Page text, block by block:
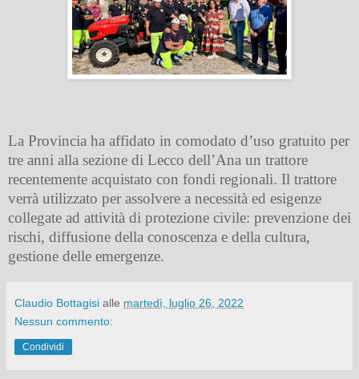
La Provincia ha affidato in comodato d’uso gratuito per
tre anni alla sezione di Lecco dell’Ana un trattore
recentemente acquistato con fondi regionali. Il trattore
verrà utilizzato per assolvere a necessità ed esigenze
collegate ad attività di protezione civile: prevenzione dei
rischi, diffusione della conoscenza e della cultura,
gestione delle emergenze.
Claudio Bottagisi alle martedì, luglio 26, 2022
Nessun commento:
Condividi